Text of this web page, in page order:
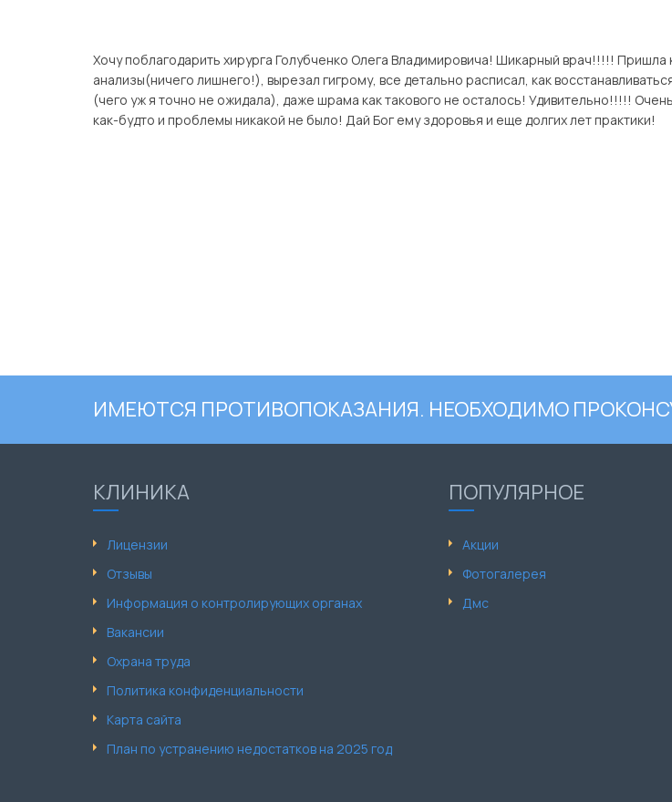
Хочу поблагодарить хирурга Голубченко Олега Владимировича! Шикарный врач!!!!! Пришла
анализы(ничего лишнего!), вырезал гигрому, все детально расписал, как
(чего уж я точно не ожидала), даже шрама как такового не осталось! Удивительно!!!!!
как-будто и проблемы никакой не было! Дай Бог ему здоровья и еще долгих лет практики!
ИМЕЮТСЯ ПРОТИВОПОКАЗАНИЯ. НЕОБХОДИМО
КЛИНИКА
Лицензии
Отзывы
Информация о контролирующих органах
Вакансии
Охрана труда
Политика конфиденциальности
Карта сайта
План по устранению недостатков на 2025 год
ПОПУЛЯРНОЕ
Акции
Фотогалерея
Дмс